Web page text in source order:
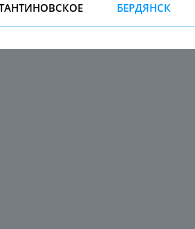
БЕРДЯНСК